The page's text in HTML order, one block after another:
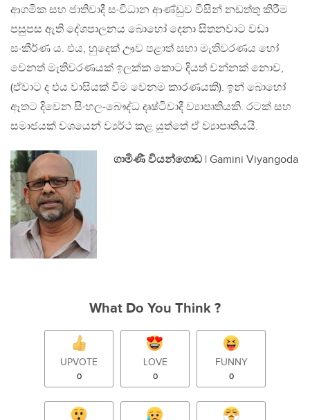
ආගමික සහ ජාතිවාදී සංවිධාන ආණ්ඩුව විසින් නඩත්තු කිරීම
පසුපස ඇති දේශපාලනය බොහෝ දෙනා සිතනවාට වඩා
සංකීර්ණ ය. එය, හුදෙක් ඌව පළාත් සභා මැතිවරණය හෝ
වෙනත් මැතිවරණයක් ඉලක්ක කොට දියත් වන්නක් නොව,
(ඒවාට ද එය වාසියක් වීම වෙනම කාරණයකි). ඉන් බොහෝ
ඈතට දිවෙන සිංහල-බෞද්ධ දෘෂ්ටිවාදී ව්‍යාපෘතියකි. රටක් සහ
සමාජයක් වශයෙන් ව්‍යර්ථ කළ යුත්තේ ඒ ව්‍යාපෘතියයි.
ගාමිණී වියන්ගොඩ | Gamini Viyangoda
What Do You Think ?
UPVOTE
0
LOVE
0
FUNNY
0